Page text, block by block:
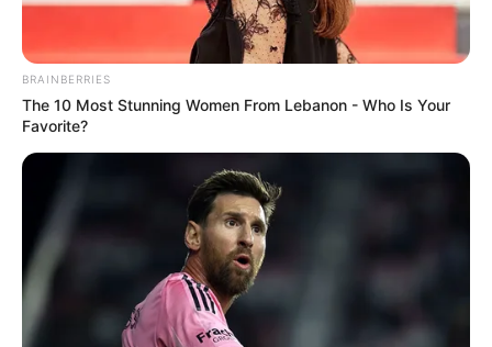
BRAINBERRIES
The 10 Most Stunning Women From Lebanon - Who Is Your
Favorite?